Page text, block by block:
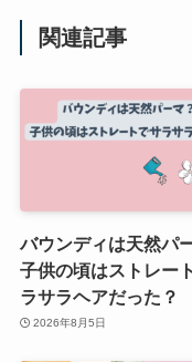
関連記事
バウンディは天然パ
子供の頃はストレー
ラサラヘアだった？
2026年8月5日